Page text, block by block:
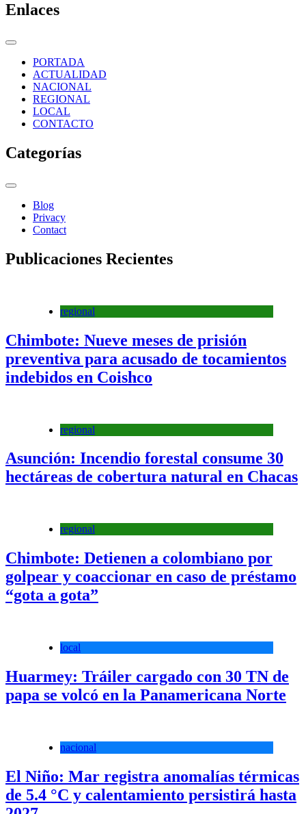
Enlaces
PORTADA
ACTUALIDAD
NACIONAL
REGIONAL
LOCAL
CONTACTO
Categorías
Blog
Privacy
Contact
Publicaciones Recientes
regional
Chimbote: Nueve meses de prisión
preventiva para acusado de tocamientos
indebidos en Coishco
regional
Asunción: Incendio forestal consume 30
hectáreas de cobertura natural en Chacas
regional
Chimbote: Detienen a colombiano por
golpear y coaccionar en caso de préstamo
“gota a gota”
local
Huarmey: Tráiler cargado con 30 TN de
papa se volcó en la Panamericana Norte
nacional
El Niño: Mar registra anomalías térmicas
de 5.4 °C y calentamiento persistirá hasta